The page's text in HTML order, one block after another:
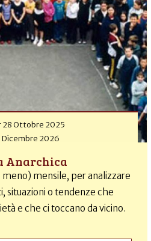
28 Ottobre 2025
Dicembre 2026
Anarchica
meno) mensile, per analizzare
situazioni o tendenze che
e che ci toccano da vicino.